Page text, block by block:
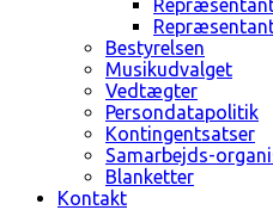
Bestyrelsen
Musikudvalget
Vedtægter
Persondatapolitik
Kontingentsatser
Samarbejds-
Blanketter
Kontakt